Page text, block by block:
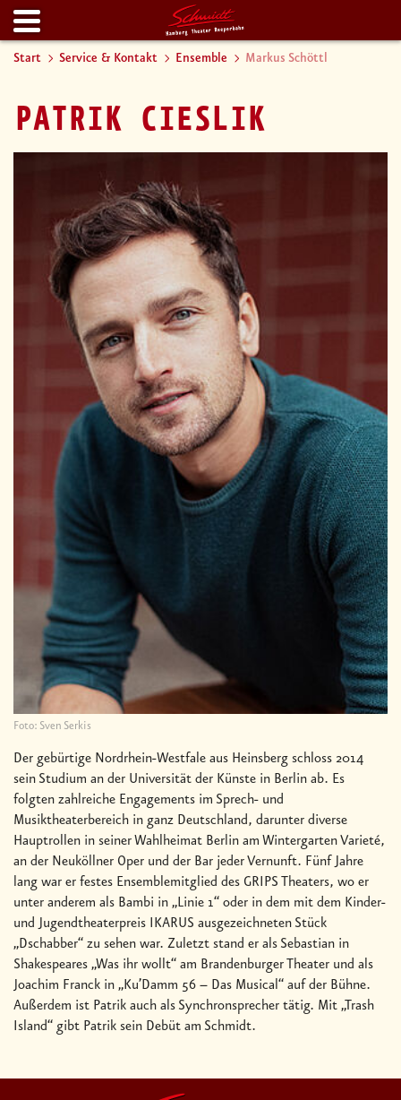
Start Service & Kontakt Ensemble Markus Schöttl
PATRIK CIESLIK
Foto: Sven Serkis
Der gebürtige Nordrhein-Westfale aus Heinsberg schloss 2014
sein Studium an der Universität der Künste in Berlin ab. Es
folgten zahlreiche Engagements im Sprech- und
Musiktheaterbereich in ganz Deutschland, darunter diverse
Hauptrollen in seiner Wahlheimat Berlin am Wintergarten Varieté,
an der Neuköllner Oper und der Bar jeder Vernunft. Fünf Jahre
lang war er festes Ensemblemitglied des GRIPS Theaters, wo er
unter anderem als Bambi in „Linie 1“ oder in dem mit dem Kinder-
und Jugendtheaterpreis IKARUS ausgezeichneten Stück
„Dschabber“ zu sehen war. Zuletzt stand er als Sebastian in
Shakespeares „Was ihr wollt“ am Brandenburger Theater und als
Joachim Franck in „Ku’Damm 56 – Das Musical“ auf der Bühne.
Außerdem ist Patrik auch als Synchronsprecher tätig. Mit „Trash
Island“ gibt Patrik sein Debüt am Schmidt.